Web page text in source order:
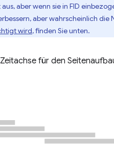
aber wenn sie in FID
aber wahrscheinlich
wird, finden Sie unten.
für den